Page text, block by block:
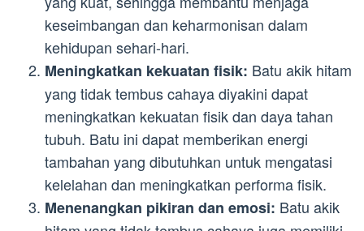
keseimbangan dan keharmonisan dalam
kehidupan sehari-hari.
Meningkatkan kekuatan fisik: Batu akik hitam
yang tidak tembus cahaya diyakini dapat
meningkatkan kekuatan fisik dan daya tahan
tubuh. Batu ini dapat memberikan energi
tambahan yang dibutuhkan untuk mengatasi
kelelahan dan meningkatkan performa fisik.
Menenangkan pikiran dan emosi: Batu akik